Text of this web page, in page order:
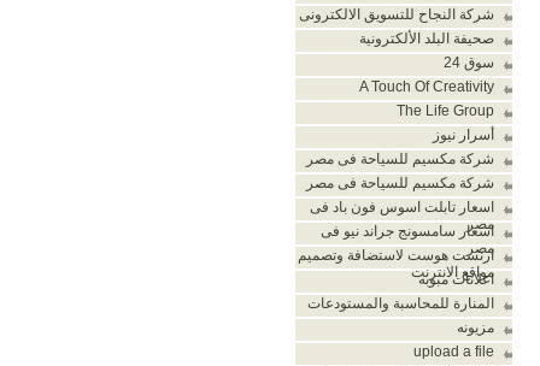
شركة النجاح للتسويق الالكترونى
صحيفة البلد الألكترونية
سوق 24
A Touch Of Creativity
The Life Group
أسرار نيوز
شركة مكسيم للسياحة فى مصر
شركة مكسيم للسياحة فى مصر
اسعار تابلت اسوس فون باد فى
مصر
اسعار سامسونج جراند نيو فى
مصر
ارنست هوست لاستضافة وتصميم
مواقع الانترنت
اعلانات مبوبه
المنارة للمحاسبة والمستودعات
مزيونه
upload a file